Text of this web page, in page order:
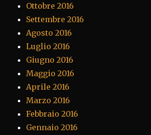
Ottobre 2016
Settembre 2016
Agosto 2016
Luglio 2016
Giugno 2016
Maggio 2016
Aprile 2016
Marzo 2016
Febbraio 2016
Gennaio 2016